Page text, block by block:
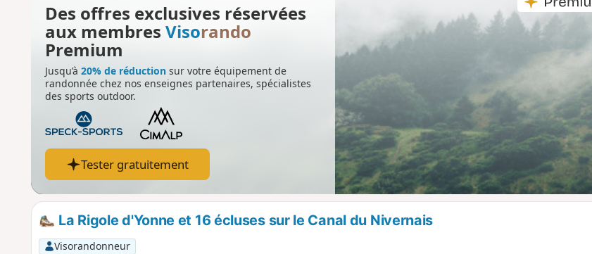
Des offres exclusives réservées
aux membres Visorando
Premium
Jusqu’à 20% de réductionsur votre équipement de
randonnée chez nos enseignes partenaires, spécialistes
des sports outdoor.
Tester gratuitement
La Rigole d'Yonne et 16 écluses sur le Canal du Nivernais
Visorandonneur